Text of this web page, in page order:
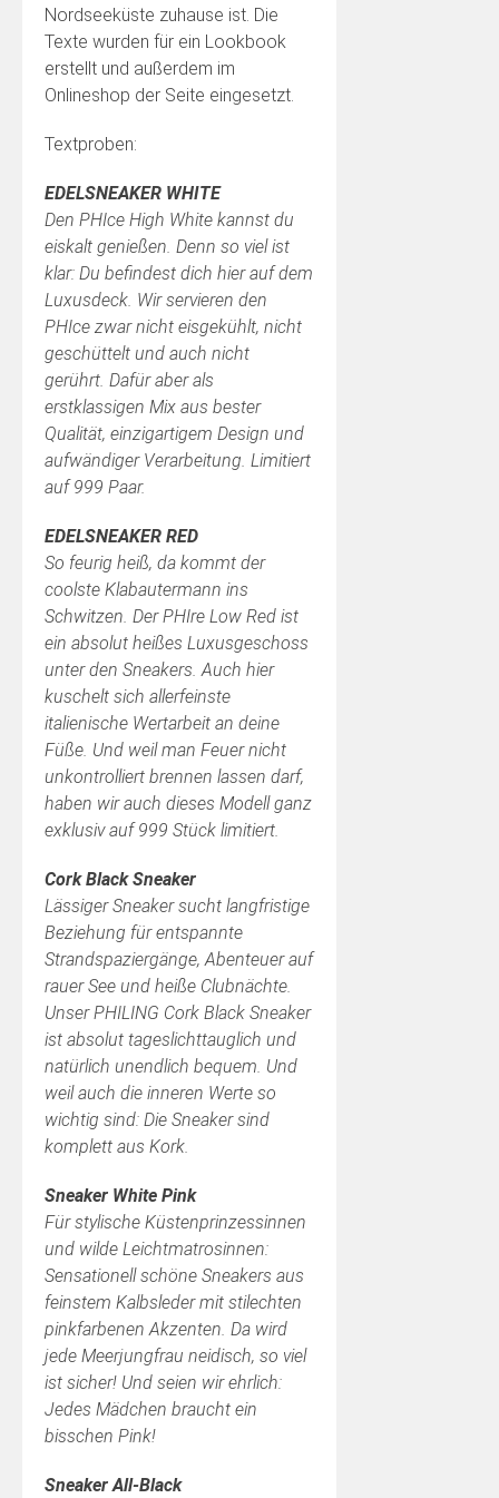
Nordseeküste zuhause ist. Die
Texte wurden für ein Lookbook
erstellt und außerdem im
Onlineshop der Seite eingesetzt.
Textproben:
EDELSNEAKER WHITE
Den PHIce High White kannst du
eiskalt genießen. Denn so viel ist
klar: Du befindest dich hier auf dem
Luxusdeck. Wir servieren den
PHIce zwar nicht eisgekühlt, nicht
geschüttelt und auch nicht
gerührt. Dafür aber als
erstklassigen Mix aus bester
Qualität, einzigartigem Design und
aufwändiger Verarbeitung. Limitiert
auf 999 Paar.
EDELSNEAKER RED
So feurig heiß, da kommt der
coolste Klabautermann ins
Schwitzen. Der PHIre Low Red ist
ein absolut heißes Luxusgeschoss
unter den Sneakers. Auch hier
kuschelt sich allerfeinste
italienische Wertarbeit an deine
Füße. Und weil man Feuer nicht
unkontrolliert brennen lassen darf,
haben wir auch dieses Modell ganz
exklusiv auf 999 Stück limitiert.
Cork Black Sneaker
Lässiger Sneaker sucht langfristige
Beziehung für entspannte
Strandspaziergänge, Abenteuer auf
rauer See und heiße Clubnächte.
Unser PHILING Cork Black Sneaker
ist absolut tageslichttauglich und
natürlich unendlich bequem. Und
weil auch die inneren Werte so
wichtig sind: Die Sneaker sind
komplett aus Kork.
Sneaker White Pink
Für stylische Küstenprinzessinnen
und wilde Leichtmatrosinnen:
Sensationell schöne Sneakers aus
feinstem Kalbsleder mit stilechten
pinkfarbenen Akzenten. Da wird
jede Meerjungfrau neidisch, so viel
ist sicher! Und seien wir ehrlich:
Jedes Mädchen braucht ein
bisschen Pink!
Sneaker All-Black